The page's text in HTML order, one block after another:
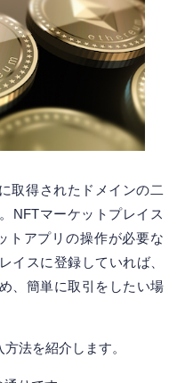
取得されたドメインの二
NFTマーケットプレイス
トアプリの操作が必要な
イスに登録していれば、
、簡単に取引をしたい場
法を紹介します。